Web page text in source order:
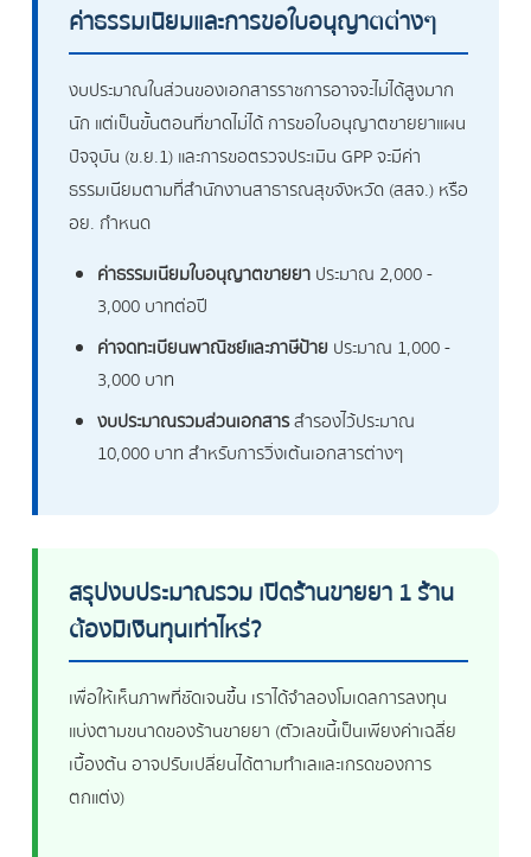
ค่าธรรมเนียมและการขอใบอนุญาตต่างๆ
งบประมาณในส่วนของเอกสารราชการอาจจะไม่ได้สูงมาก
นัก แต่เป็นขั้นตอนที่ขาดไม่ได้ การขอใบอนุญาตขายยาแผน
ปัจจุบัน (ข.ย.1) และการขอตรวจประเมิน GPP จะมีค่า
ธรรมเนียมตามที่สำนักงานสาธารณสุขจังหวัด (สสจ.) หรือ
อย. กำหนด
ค่าธรรมเนียมใบอนุญาตขายยาประมาณ 2,000 -
3,000 บาทต่อปี
ค่าจดทะเบียนพาณิชย์และภาษีป้ายประมาณ 1,000 -
3,000 บาท
งบประมาณรวมส่วนเอกสารสำรองไว้ประมาณ
10,000 บาท สำหรับการวิ่งเต้นเอกสารต่างๆ
สรุปงบประมาณรวม เปิดร้านขายยา 1 ร้าน
ต้องมีเงินทุนเท่าไหร่?
เพื่อให้เห็นภาพที่ชัดเจนขึ้น เราได้จำลองโมเดลการลงทุน
แบ่งตามขนาดของร้านขายยา (ตัวเลขนี้เป็นเพียงค่าเฉลี่ย
เบื้องต้น อาจปรับเปลี่ยนได้ตามทำเลและเกรดของการ
ตกแต่ง)